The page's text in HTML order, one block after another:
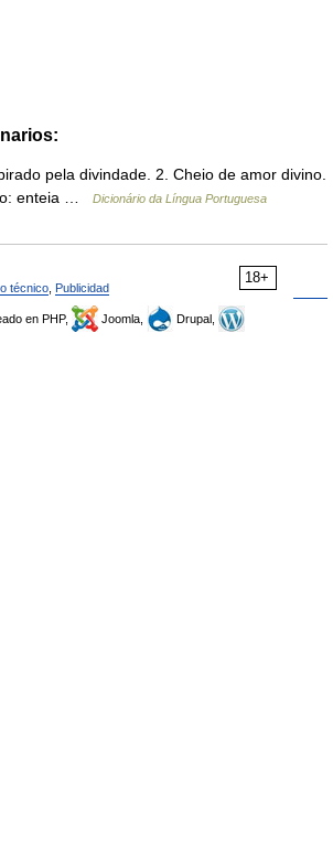
pela divindade. 2. Cheio de amor divino.
enteia …
Dicionário da Língua Portuguesa
18+
técnico Publicidad
en PHP, Joomla,
Drupal,